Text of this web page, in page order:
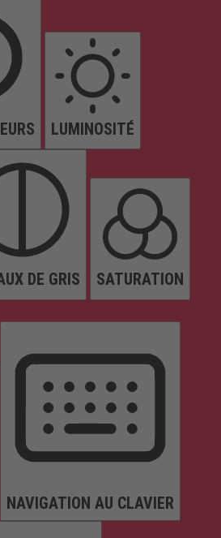
LUMINOSITÉ
DE GRIS SATURATION
NAVIGATION AU CLAVIER